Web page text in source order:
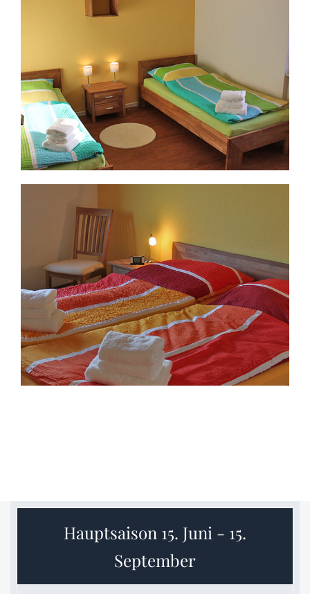
Hauptsaison 15. Juni - 15.
September